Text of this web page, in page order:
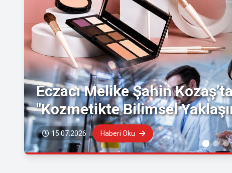
Eczacı Melike Şahin
"Kozmetikte Bilimsel
15.07.2026 Haberi Oku